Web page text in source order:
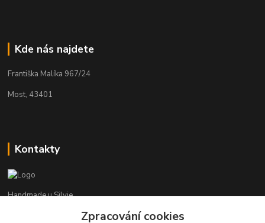
Kde nás najdete
Františka Malíka 967/24
Most, 43401
Kontakty
Handmade u Silvie
Zpracování cookies